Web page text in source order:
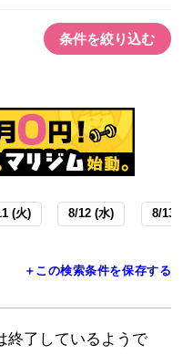
条件を絞り込む
(火) 8/12 (水) 8/13 (
＋この検索条件を保存する
終了しているようで